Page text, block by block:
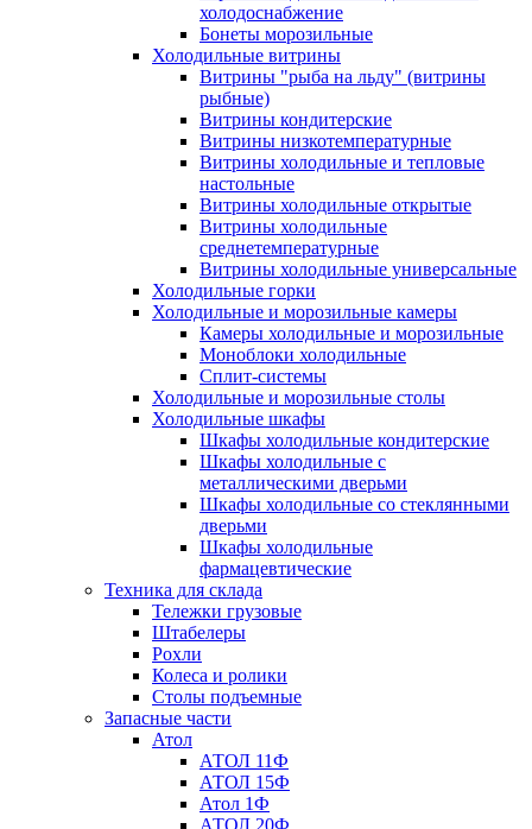
холодоснабжение
Бонеты морозильные
Холодильные витрины
Витрины "рыба на льду" (витрины
рыбные)
Витрины кондитерские
Витрины низкотемпературные
Витрины холодильные и тепловые
настольные
Витрины холодильные открытые
Витрины холодильные
среднетемпературные
Витрины холодильные универсальные
Холодильные горки
Холодильные и морозильные камеры
Камеры холодильные и морозильные
Моноблоки холодильные
Сплит-системы
Холодильные и морозильные столы
Холодильные шкафы
Шкафы холодильные кондитерские
Шкафы холодильные с
металлическими дверьми
Шкафы холодильные со стеклянными
дверьми
Шкафы холодильные
фармацевтические
Техника для склада
Тележки грузовые
Штабелеры
Рохли
Колеса и ролики
Столы подъемные
Запасные части
Атол
АТОЛ 11Ф
АТОЛ 15Ф
Атол 1Ф
АТОЛ 20Ф